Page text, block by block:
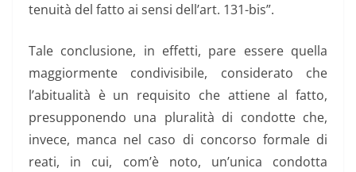
tenuità del fatto ai sensi dell’art. 131-bis”.
Tale conclusione, in effetti, pare essere quella
maggiormente condivisibile, considerato che
l’abitualità è un requisito che attiene al fatto,
presupponendo una pluralità di condotte che,
invece, manca nel caso di concorso formale di
reati, in cui, com’è noto, un’unica condotta